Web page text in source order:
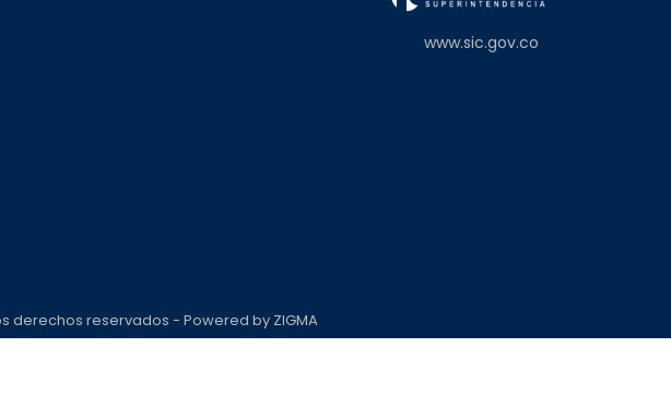
www.sic.gov.co
los derechos reservados - Powered by ZIGMA